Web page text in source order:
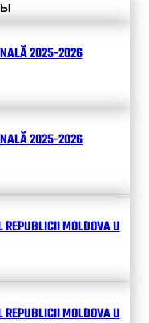
2025-2026
2025-2026
MOLDOVA U
MOLDOVA U